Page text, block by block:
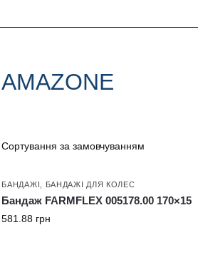
AMAZONE
БАНДАЖІ БАНДАЖІ ДЛЯ КОЛЕС
Бандаж FARMFLEX 005178.00 170×15
581.88 грн